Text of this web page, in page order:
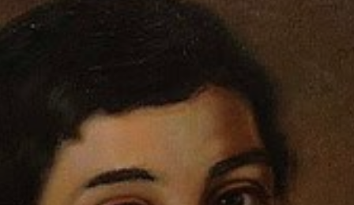
Aos 9 anos, já era
um prodígio das
cores e das
linhas.